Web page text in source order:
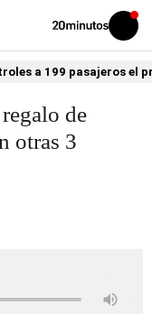
Volver
Iniciar
sesión
a 199 pasajeros el
de
otras 3